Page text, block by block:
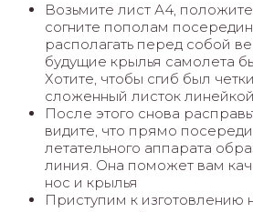
Возьмите лист А4, положите
согните пополам
располагать перед собой
будущие крылья самолета
Хотите, чтобы сгиб был
сложенный листок линейкой
После этого снова
видите, что прямо
летательного аппарата
линия. Она поможет вам
нос и крылья
Приступим к изготовлению